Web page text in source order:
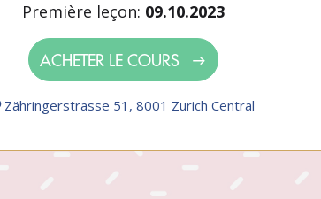
Première leçon: 09.10.2023
ACHETER LE COURS
Zähringerstrasse 51, 8001 Zurich Central